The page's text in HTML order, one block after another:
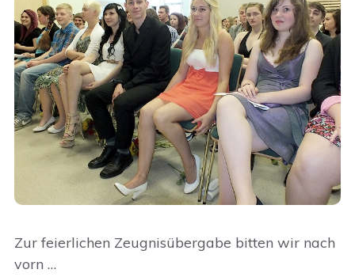
Zur feierlichen Zeugnisübergabe bitten wir nach
vorn …